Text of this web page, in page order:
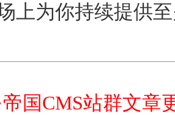
上为你持续提供
帝国CMS站群文章